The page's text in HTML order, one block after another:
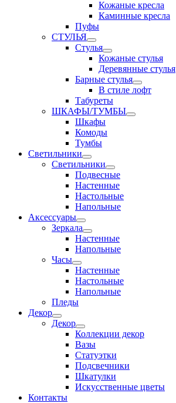
Кожаные кресла
Каминные кресла
Пуфы
СТУЛЬЯ
Стулья
Кожаные стулья
Деревянные стулья
Барные стулья
В стиле лофт
Табуреты
ШКАФЫ/ТУМБЫ
Шкафы
Комоды
Тумбы
Светильники
Светильники
Подвесные
Настенные
Настольные
Напольные
Аксессуары
Зеркала
Настенные
Напольные
Часы
Настенные
Настольные
Напольные
Пледы
Декор
Декор
Коллекции декор
Вазы
Статуэтки
Подсвечники
Шкатулки
Искусственные цветы
Контакты